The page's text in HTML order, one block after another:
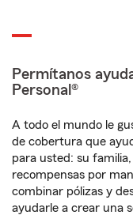
Permítanos
Personal®
A todo el mundo le
de cobertura que
para usted: su
recompensas por
combinar pólizas y
ayudarle a crear una